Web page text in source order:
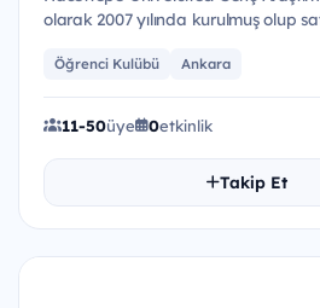
olarak 2007 yılında kurulmuş olup
Öğrenci Kulübü Ankara
11-50üye 0etkinlik
Takip Et